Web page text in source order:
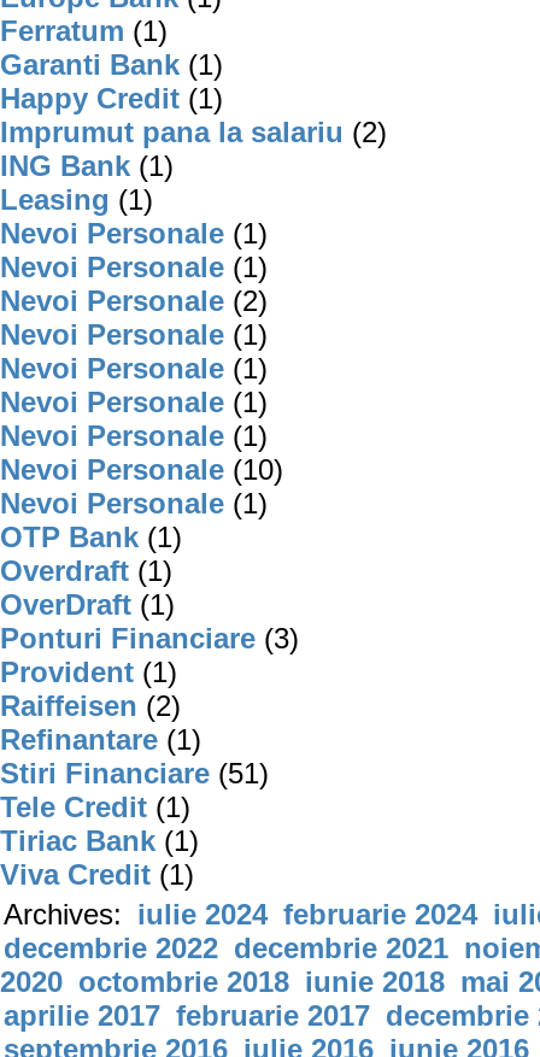
Ferratum (1)
Garanti Bank (1)
Happy Credit (1)
Imprumut pana la salariu (2)
ING Bank (1)
Leasing (1)
Nevoi Personale (1)
Nevoi Personale (1)
Nevoi Personale (2)
Nevoi Personale (1)
Nevoi Personale (1)
Nevoi Personale (1)
Nevoi Personale (1)
Nevoi Personale (10)
Nevoi Personale (1)
OTP Bank (1)
Overdraft (1)
OverDraft (1)
Ponturi Financiare (3)
Provident (1)
Raiffeisen (2)
Refinantare (1)
Stiri Financiare (51)
Tele Credit (1)
Tiriac Bank (1)
Viva Credit (1)
Archives: iulie 2024 februarie 2024
decembrie 2022 decembrie 2021
2020 octombrie 2018 iunie 2018 mai
aprilie 2017 februarie 2017 decembrie
septembrie 2016 iulie 2016 iunie 2016